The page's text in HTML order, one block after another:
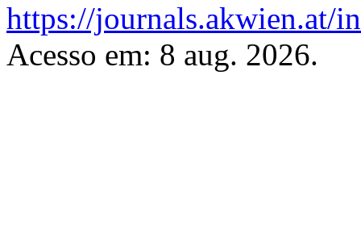
https://journals.akwien.at/
Acesso em: 8 aug. 2026.